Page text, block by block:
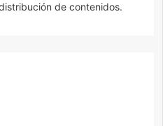
de contenidos.